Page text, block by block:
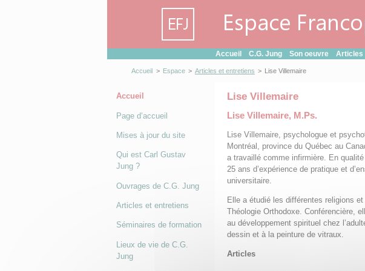
Accueil C.G. Jung Son oeuvre Articles
Accueil > Espace > Articles et entretiens > Lise Villemaire
Accueil
Page d’accueil
Mises à jour du site
Qui est Carl Gustav
Jung ?
Ouvrages de C.G. Jung
Articles et entretiens
Séminaires de formation
Lieux de vie de C.G.
Jung
Lise Villemaire
Lise Villemaire, M.Ps.
Lise Villemaire, psychologue et
Montréal, province du Québec au
a travaillé comme infirmière. En
25 ans d’expérience de pratique et
universitaire.
Elle a étudié les différentes religions
Théologie Orthodoxe. Conférencière,
au développement spirituel chez
dessin et à la peinture de vitraux.
Articles